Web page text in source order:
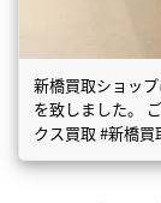
新橋買取ショッ
を致しました。
クス買取 #新橋買